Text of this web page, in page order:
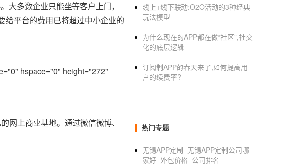
大多数企业只能坐等客户上门，
给平台的费用已将超过中小企业的
hspace="0" height="272"
网上商业基地。通过微信微博、
线上+线下联动:O2O活动的3种经典
玩法模型
为什么现在的APP都在做“社区”,社交
化的底层逻辑
订阅制APP的春天来了,如何提高用
户的续费率?
热门专题
无锡APP定制_无锡APP定制公司哪
家好_外包价格_公司排名